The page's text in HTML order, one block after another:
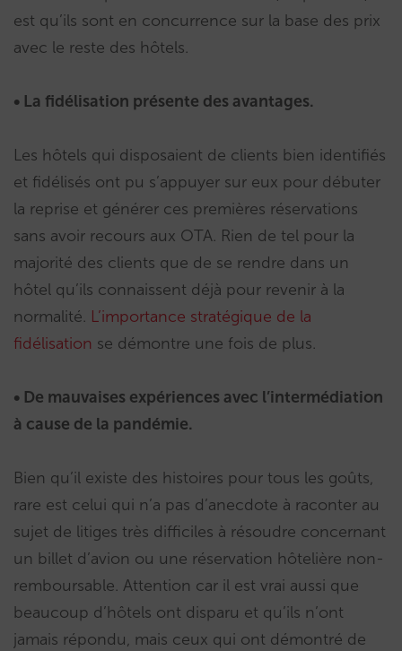
est qu’ils sont en concurrence sur la base des prix
avec le reste des hôtels.
• La fidélisation présente des avantages.
Les hôtels qui disposaient de clients bien identifiés
et fidélisés ont pu s’appuyer sur eux pour débuter
la reprise et générer ces premières réservations
sans avoir recours aux OTA. Rien de tel pour la
majorité des clients que de se rendre dans un
hôtel qu’ils connaissent déjà pour revenir à la
normalité. L’importance stratégique de la
fidélisation se démontre une fois de plus.
• De mauvaises expériences avec l’intermédiation
à cause de la pandémie.
Bien qu’il existe des histoires pour tous les goûts,
rare est celui qui n’a pas d’anecdote à raconter au
sujet de litiges très difficiles à résoudre concernant
un billet d’avion ou une réservation hôtelière non-
remboursable. Attention car il est vrai aussi que
beaucoup d’hôtels ont disparu et qu’ils n’ont
jamais répondu, mais ceux qui ont démontré de